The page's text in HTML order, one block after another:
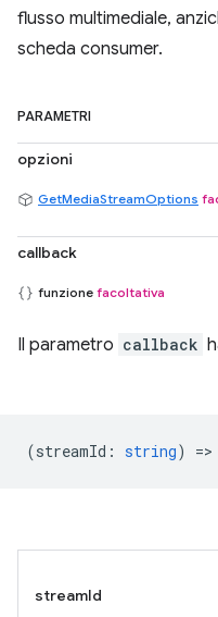
flusso multimediale,
scheda consumer.
PARAMETRI
opzioni
GetMediaStreamOptions
callback
funzione facoltativa
Il parametro callback
(streamId : string) =>
streamId